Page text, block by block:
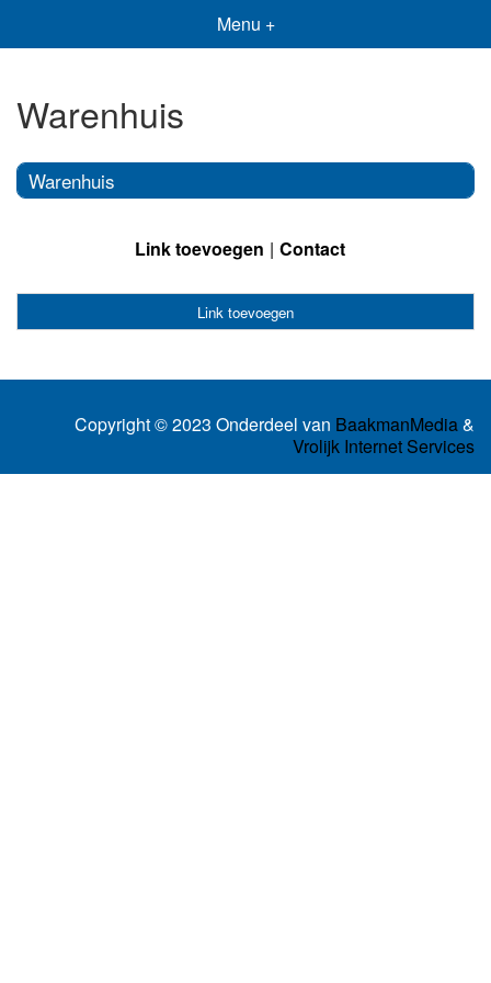
Menu +
Warenhuis
Warenhuis
Link toevoegen Contact
Link toevoegen
Copyright © 2023 Onderdeel van BaakmanMedia&
Vrolijk Internet Services